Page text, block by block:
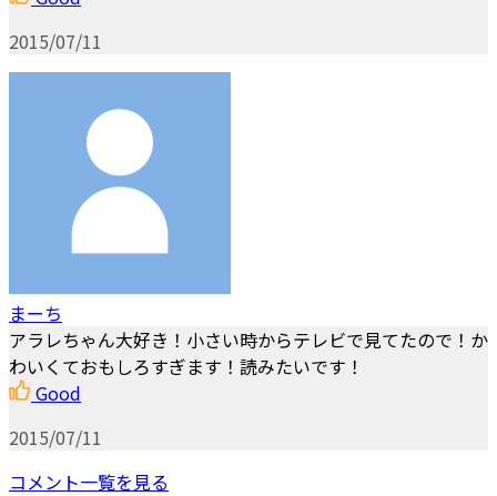
2015/07/11
まーち
アラレちゃん大好き！小さい時からテレビで見てたので！か
わいくておもしろすぎます！読みたいです！
Good
2015/07/11
コメント一覧を見る